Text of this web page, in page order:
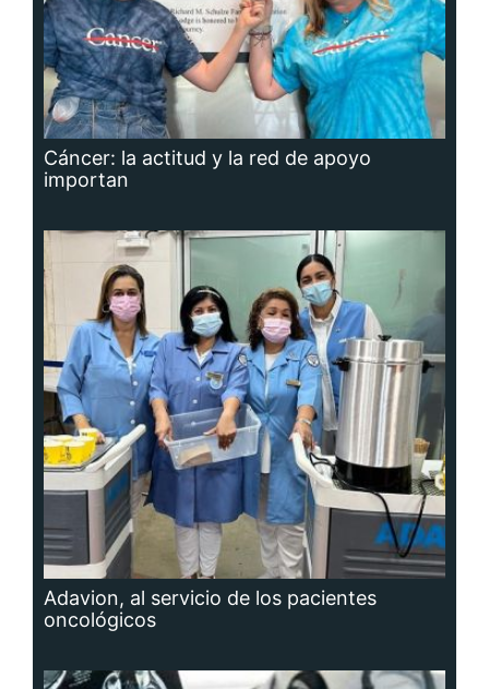
Cáncer: la actitud y la red de apoyo
importan
Adavion, al servicio de los pacientes
oncológicos